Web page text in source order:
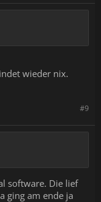
wieder nix.
#9
software. Die lief
ging am ende ja